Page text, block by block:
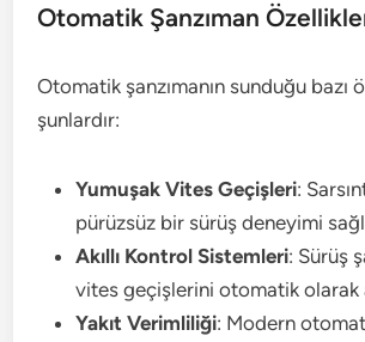
Otomatik Şanzıman
Otomatik şanzımanın sunduğu bazı
şunlardır:
Yumuşak Vites Geçişleri:
pürüzsüz bir sürüş deneyimi
Akıllı Kontrol Sistemleri: Sürüş
vites geçişlerini otomatik olarak
Yakıt Verimliliği: Modern